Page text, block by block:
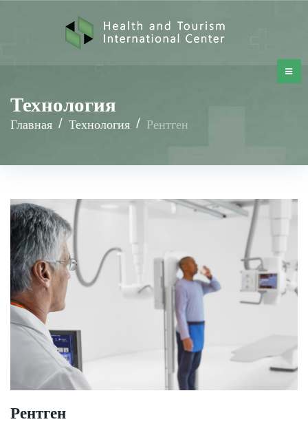
Технология
Главная / Технология / Рентген
Рентген